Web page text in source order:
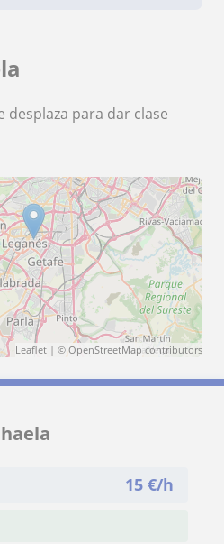
desplaza para dar clase
Leaflet | © OpenStreetMap contributors
15 €/h